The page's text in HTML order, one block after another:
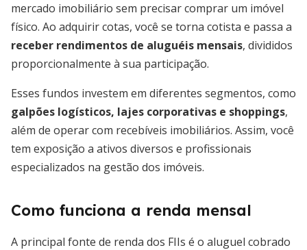
mercado imobiliário sem precisar comprar um imóvel
físico. Ao adquirir cotas, você se torna cotista e passa a
receber rendimentos de aluguéis mensais, divididos
proporcionalmente à sua participação.
Esses fundos investem em diferentes segmentos, como
galpões logísticos, lajes corporativas e shoppings,
além de operar com recebíveis imobiliários. Assim, você
tem exposição a ativos diversos e profissionais
especializados na gestão dos imóveis.
Como funciona a renda mensal
A principal fonte de renda dos FIIs é o aluguel cobrado